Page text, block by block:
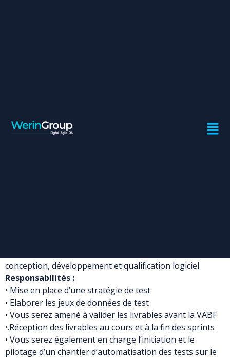
Ville: Casablanca
Spécialité:Test
conception, développement et qualification logiciel.
Responsabilités :
• Mise en place d’une stratégie de test
• Elaborer les jeux de données de test
• Vous serez amené à valider les livrables avant la VABF
•.Réception des livrables au cours et à la fin des sprints
• Vous serez également en charge l’initiation et le
pilotage d’un chantier d’automatisation des tests sur le